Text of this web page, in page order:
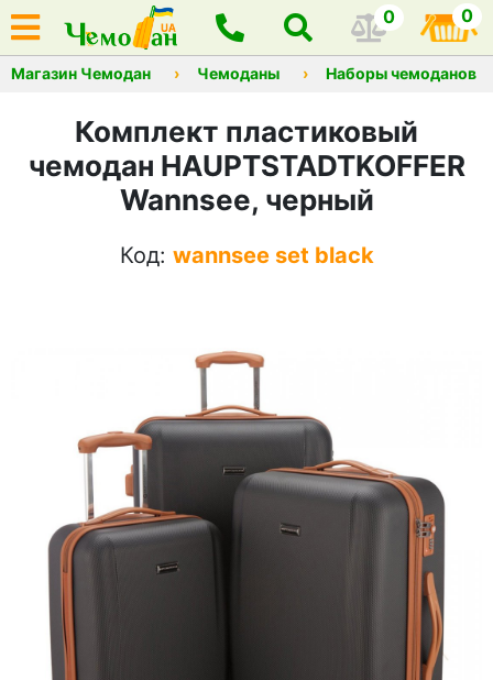
0 0
Магазин Чемодан Чемоданы Наборы чемоданов
Комплект пластиковый
чемодан HAUPTSTADTKOFFER
Wannsee, черный
Код: wannsee set black